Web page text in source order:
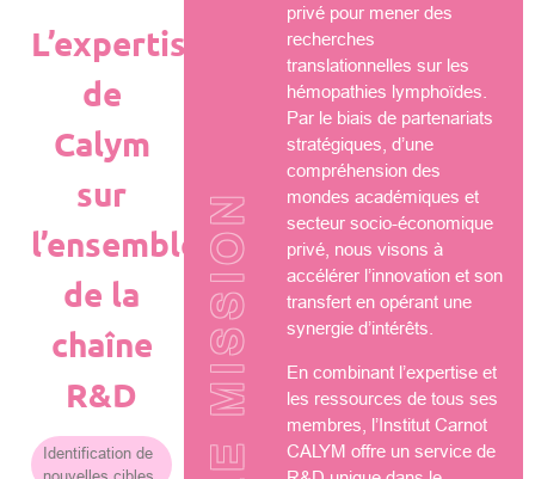
L’expertise
de
Calym
sur
l’ensemble
de la
chaîne
R&D
Identification de
privé pour mener des
recherches
translationnelles sur les
hémopathies lymphoïdes.
Par le biais de partenariats
stratégiques, d’une
compréhension des
mondes académiques et
secteur socio-économique
privé, nous visons à
accélérer l’innovation et son
transfert en opérant une
synergie d’intérêts.
En combinant l’expertise et
les ressources de tous ses
membres, l’Institut Carnot
CALYM offre un service de